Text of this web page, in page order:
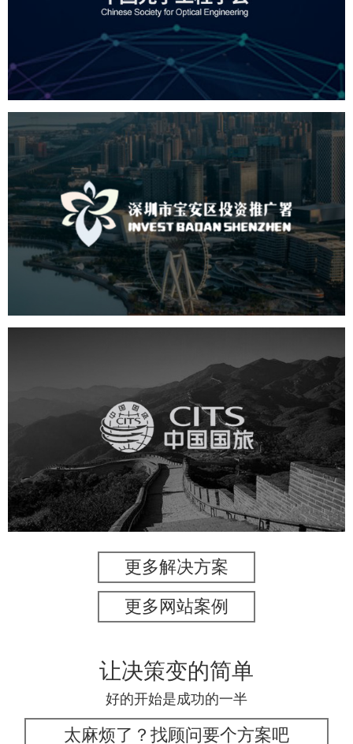
机构组织 国企 品牌官网 网站建设 网站设计
深圳市宝安区投资推广署
机构组织 国企 品牌官网 网站建设 网站设计
中国国旅
旅游休闲 电商网站 网站建设
更多解决方案
更多网站案例
让决策变的简单
好的开始是成功的一半
太麻烦了？找顾问要个方案吧